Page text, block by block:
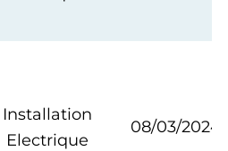
Installation
Electrique
08/03/2024